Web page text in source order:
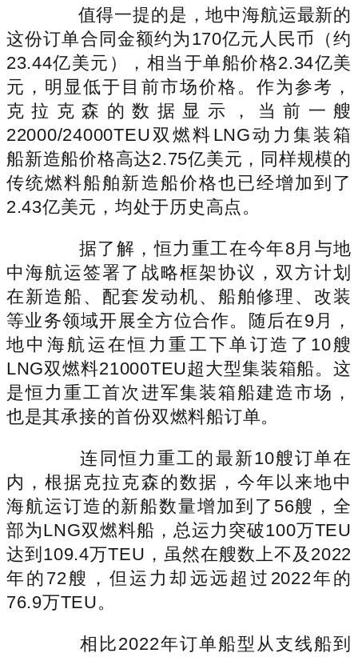
值得一提的是，地中海航运最新的
这份订单合同金额约为170亿元人民币（约
23.44亿美元），相当于单船价格2.34亿美
元，明显低于目前市场价格。作为参考，
克拉克森的数据显示，当前一艘
22000/24000TEU双燃料LNG动力集装箱
船新造船价格高达2.75亿美元，同样规模的
传统燃料船舶新造船价格也已经增加到了
2.43亿美元，均处于历史高点。
据了解，恒力重工在今年8月与地
中海航运签署了战略框架协议，双方计划
在新造船、配套发动机、船舶修理、改装
等业务领域开展全方位合作。随后在9月，
地中海航运在恒力重工下单订造了10艘
LNG双燃料21000TEU超大型集装箱船。这
是恒力重工首次进军集装箱船建造市场，
也是其承接的首份双燃料船订单。
连同恒力重工的最新10艘订单在
内，根据克拉克森的数据，今年以来地中
海航运订造的新船数量增加到了56艘，全
部为LNG双燃料船，总运力突破100万TEU
达到109.4万TEU，虽然在艘数上不及2022
年的72艘，但运力却远远超过2022年的
76.9万TEU。
相比2022年订单船型从支线船到